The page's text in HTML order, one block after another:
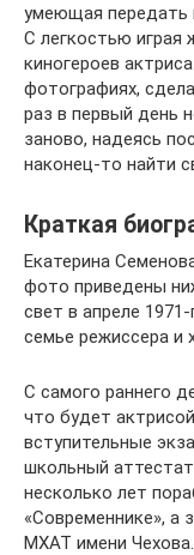
умеющая передать
С легкостью играя
киногероев
фотографиях,
раз в первый день
заново, надеясь
наконец-то найти
Краткая
Екатерина
фото приведены
свет в апреле
семье режиссера и
С самого раннего
что будет
вступительные
школьный
несколько лет
«Современнике», а
МХАТ имени Чехова.